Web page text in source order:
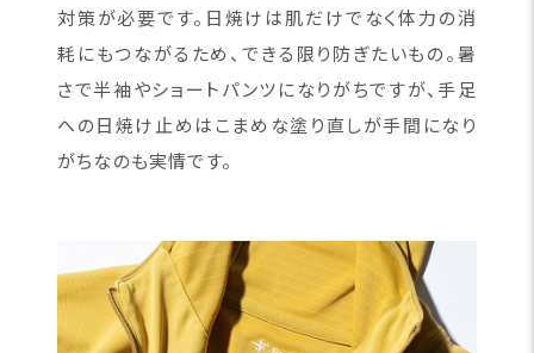
対策が必要です。日焼けは肌だけでなく体力の消
耗にもつながるため、できる限り防ぎたいもの。暑
さで半袖やショートパンツになりがちですが、手足
への日焼け止めはこまめな塗り直しが手間になり
がちなのも実情です。